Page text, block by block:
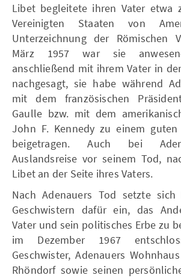
Libet begleitete ihren Vater etwa
Vereinigten Staaten von
Unterzeichnung der Römischen
März 1957 war sie
anschließend mit ihrem Vater in
nachgesagt, sie habe während
mit dem französischen
Gaulle bzw. mit dem
John F. Kennedy zu einem guten
beigetragen. Auch bei
Auslandsreise vor seinem Tod,
Libet an der Seite ihres Vaters.
Nach Adenauers Tod setzte
Geschwistern dafür ein, das
Vater und sein politisches Erbe zu
im Dezember 1967
Geschwister, Adenauers
Rhöndorf sowie seinen